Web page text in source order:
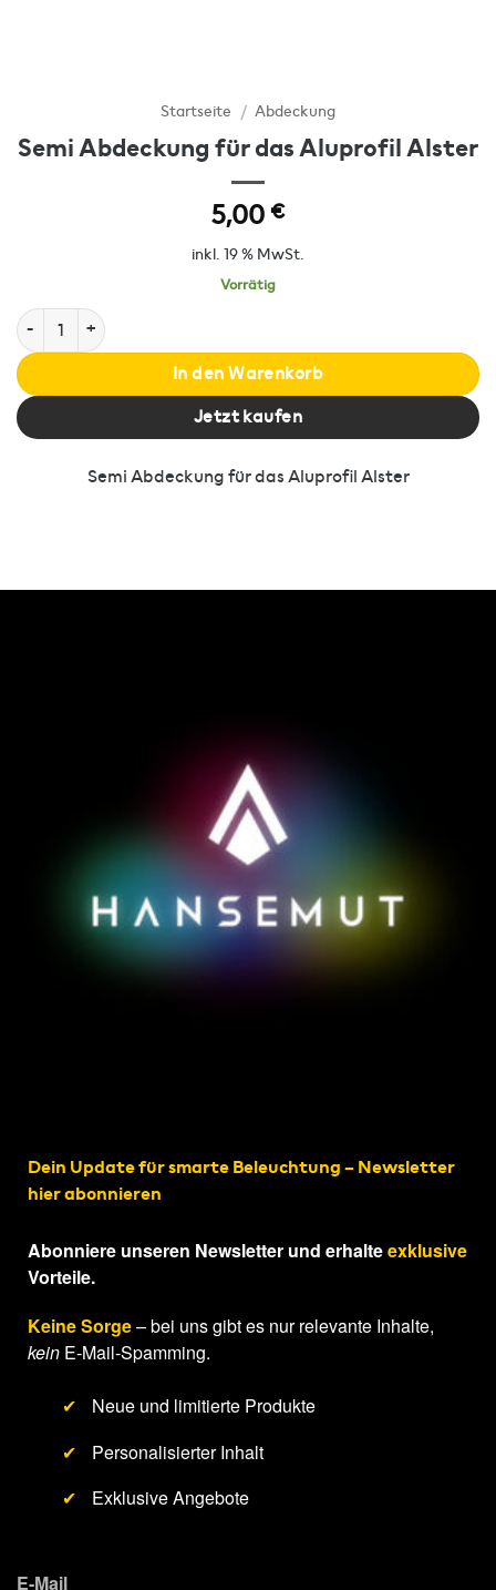
Startseite / Abdeckung
Semi Abdeckung für das Aluprofil Alster
5,00 €
inkl. 19 % MwSt.
Vorrätig
Semi Abdeckung für das Aluprofil Alster Menge
In den Warenkorb
Jetzt kaufen
Semi Abdeckung für das Aluprofil Alster
Dein Update für smarte Beleuchtung – Newsletter
hier abonnieren
Abonniere unseren Newsletter und erhalteexklusive
Vorteile.
Keine Sorge– bei uns gibt es nur relevante Inhalte,
kein E-Mail-Spamming.
✔
Neue und limitierte Produkte
✔
Personalisierter Inhalt
✔
Exklusive Angebote